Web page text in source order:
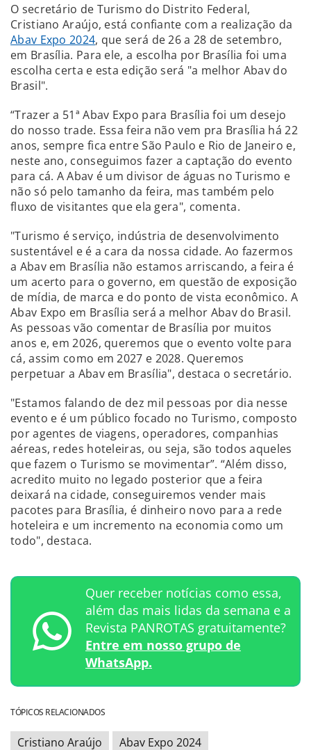
O secretário de Turismo do Distrito Federal,
Cristiano Araújo, está confiante com a realização da
Abav Expo 2024, que será de 26 a 28 de setembro,
em Brasília. Para ele, a escolha por Brasília foi uma
escolha certa e esta edição será "a melhor Abav do
Brasil".
“Trazer a 51ª Abav Expo para Brasília foi um desejo
do nosso trade. Essa feira não vem pra Brasília há 22
anos, sempre fica entre São Paulo e Rio de Janeiro e,
neste ano, conseguimos fazer a captação do evento
para cá. A Abav é um divisor de águas no Turismo e
não só pelo tamanho da feira, mas também pelo
fluxo de visitantes que ela gera", comenta.
"Turismo é serviço, indústria de desenvolvimento
sustentável e é a cara da nossa cidade. Ao fazermos
a Abav em Brasília não estamos arriscando, a feira é
um acerto para o governo, em questão de exposição
de mídia, de marca e do ponto de vista econômico. A
Abav Expo em Brasília será a melhor Abav do Brasil.
As pessoas vão comentar de Brasília por muitos
anos e, em 2026, queremos que o evento volte para
cá, assim como em 2027 e 2028. Queremos
perpetuar a Abav em Brasília", destaca o secretário.
"Estamos falando de dez mil pessoas por dia nesse
evento e é um público focado no Turismo, composto
por agentes de viagens, operadores, companhias
aéreas, redes hoteleiras, ou seja, são todos aqueles
que fazem o Turismo se movimentar”. “Além disso,
acredito muito no legado posterior que a feira
deixará na cidade, conseguiremos vender mais
pacotes para Brasília, é dinheiro novo para a rede
hoteleira e um incremento na economia como um
todo", destaca.
Quer receber notícias como essa,
além das mais lidas da semana e a
Revista PANROTAS gratuitamente?
Entre em nosso grupo de
WhatsApp.
TÓPICOS RELACIONADOS
Cristiano Araújo Abav Expo 2024